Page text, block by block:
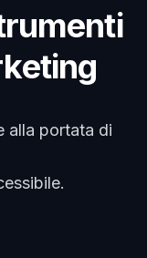
alla portata di